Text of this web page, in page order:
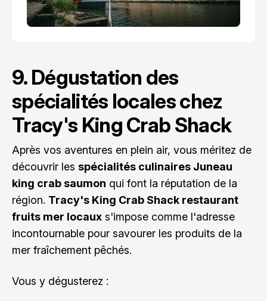
9. Dégustation des
spécialités locales chez
Tracy's King Crab Shack
Après vos aventures en plein air, vous méritez de
découvrir les spécialités culinaires Juneau
king crab saumon qui font la réputation de la
région. Tracy's King Crab Shack restaurant
fruits mer locaux s'impose comme l'adresse
incontournable pour savourer les produits de la
mer fraîchement pêchés.
Vous y dégusterez :